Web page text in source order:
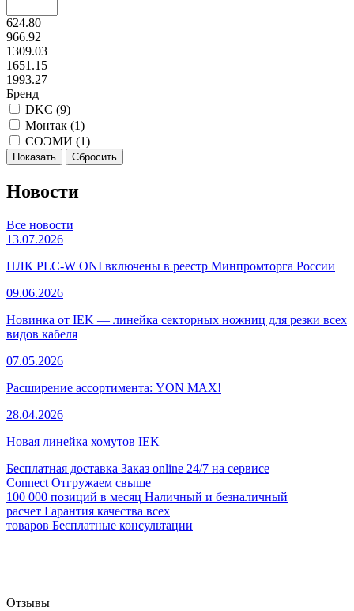
624.80
966.92
1309.03
1651.15
1993.27
Бренд
DKC (9)
Монтак (1)
СОЭМИ (1)
Новости
Все новости
13.07.2026
ПЛК PLC-W ONI включены в реестр Минпромторга России
09.06.2026
Новинка от IEK — линейка секторных ножниц для резки всех
видов кабеля
07.05.2026
Расширение ассортимента: YON MAX!
28.04.2026
Новая линейка хомутов IEK
Бесплатная доставка Заказ online 24/7 на сервисе
Connect Отгружаем свыше
100 000 позиций в месяц Наличный и безналичный
расчет Гарантия качества всех
товаров Бесплатные консультации
Отзывы